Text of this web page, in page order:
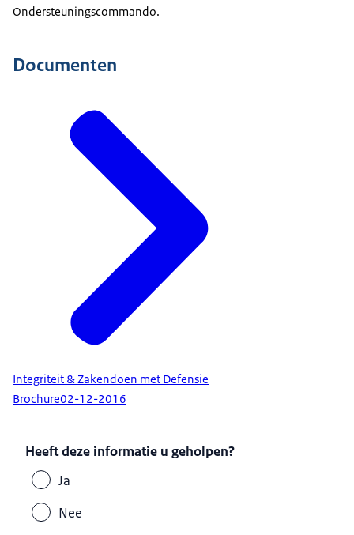
Ondersteuningscommando.
Documenten
Integriteit & Zakendoen met Defensie
Brochure02-12-2016
Heeft deze informatie u geholpen?
Ja
Nee